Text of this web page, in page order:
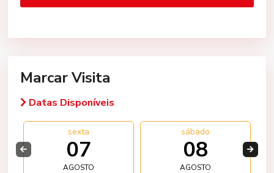
Marcar Visita
Datas Disponíveis
sexta
07
AGOSTO
sábado
08
AGOSTO